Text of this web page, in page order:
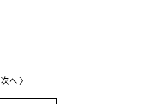
次へ 〉